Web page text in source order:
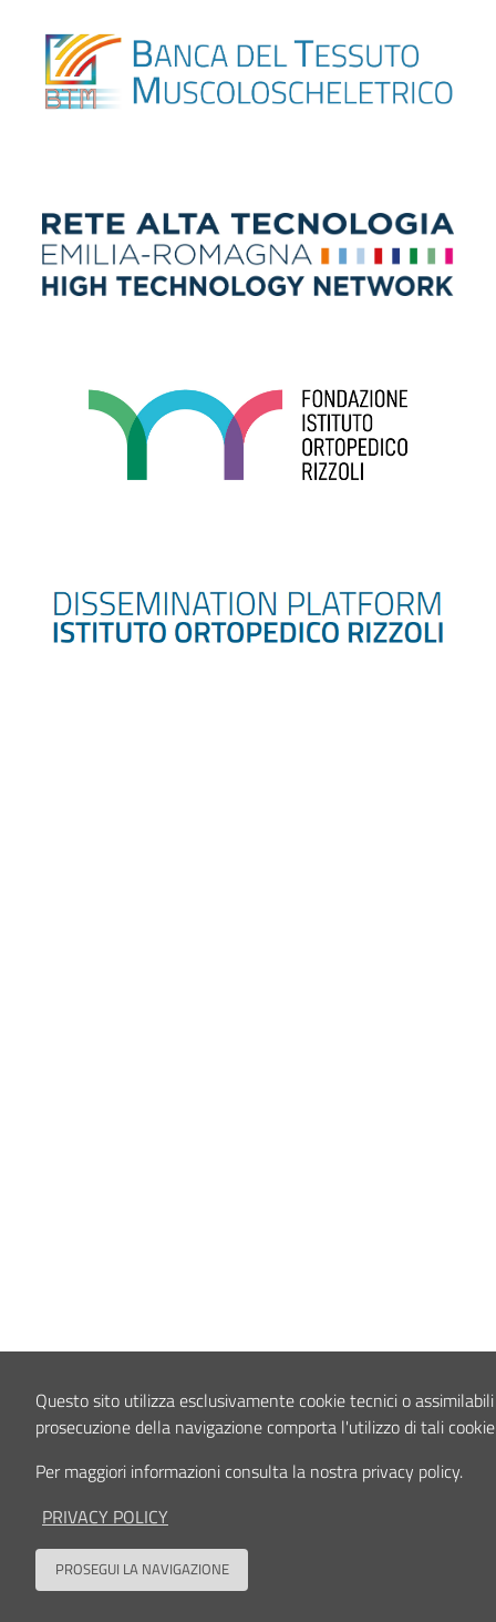
Questo sito utilizza esclusivamente cookie tecnici o
prosecuzione della navigazione comporta l'utilizzo di tali
Per maggiori informazioni consulta la nostra privacy policy.
PRIVACY POLICY
PROSEGUI LA NAVIGAZIONE